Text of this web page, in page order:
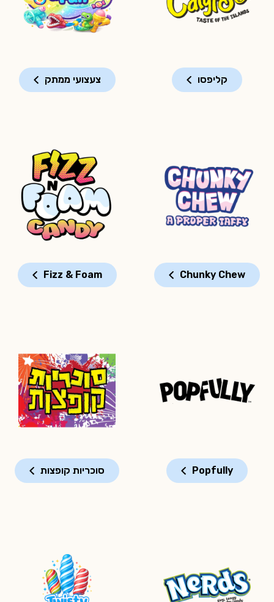
קליפסו צעצועי ממתק
Chunky Chew
Fizz & Foam
Popfully סוכריות קופצות